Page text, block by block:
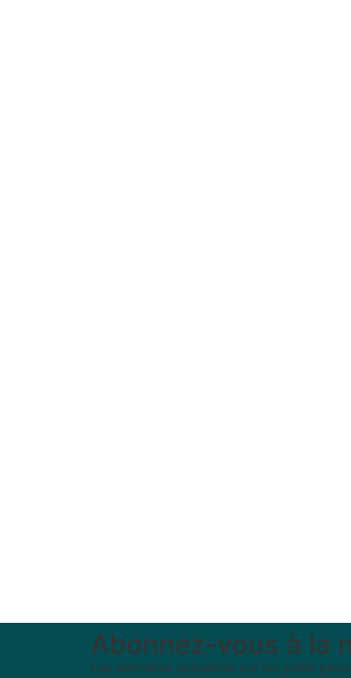
Abonnez-vous à la
Les dernières actualités sur les prêts